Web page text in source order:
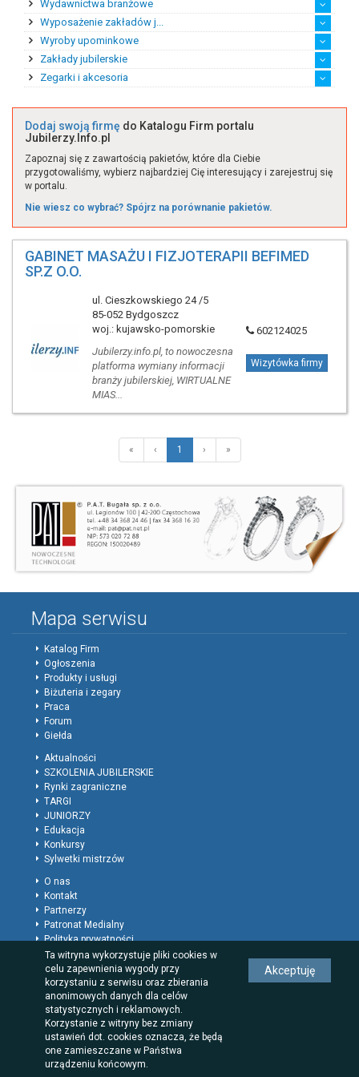
Ekspert ds. handlu zag...
Rynek afrykański
Rynek amerykański
Rynek australijski
Rynek azjatycki
Rynek europejski
Wydawnictwa branżowe
Katalogi branżowe
Prasa branżowa
Wyposażenie zakładów j...
Maszyny jubilerskie
Narzędzia i akcesoria
Pozostałe wyposażenie
Sprzęt jubilerski
Wyroby upominkowe
Eksport wyrobów upomin...
Handel detaliczny wyro...
Handel hurtowy wyrobam...
Import wyrobów upomink...
Produkcja wyrobów upom...
Zakłady jubilerskie
Producent biżuterii sa...
Producent biżuterii st...
Producent sztucznej bi...
Przetwórstwo kamieni s...
Twórca biżuterii na za...
Twórca biżuterii z bur...
Twórca unikatowej biżu...
Zakład srebrniczy
Zakład złotniczy
Zakłady jubilerskie po...
Zegarki i akcesoria
Dodaj swoją firmę do Katalogu Firm portalu
Jubilerzy.Info.pl
Zapoznaj się z zawartością pakietów, które dla Ciebie
przygotowaliśmy, wybierz najbardziej Cię interesujący i zarejestruj się
w portalu.
Nie wiesz co wybrać? Spójrz na porównanie pakietów.
GABINET MASAŻU I FIZJOTERAPII BEFIMED
SP.Z O.O.
ul. Cieszkowskiego 24 /5
85-052 Bydgoszcz
woj.: kujawsko-pomorskie
Jubilerzy.info.pl, to nowoczesna
platforma wymiany informacji
branży jubilerskiej, WIRTUALNE
MIAS...
602124025
Wizytówka firmy
« ‹ 1 › »
Mapa serwisu
Katalog Firm
Ogłoszenia
Produkty i usługi
Biżuteria i zegary
Praca
Forum
Giełda
Aktualności
SZKOLENIA JUBILERSKIE
Rynki zagraniczne
TARGI
JUNIORZY
Edukacja
Konkursy
Sylwetki mistrzów
O nas
Kontakt
Partnerzy
Patronat Medialny
Polityka prywatności
Regulamin
Reklama
Rodzaje wpisów dla firm
Ta witryna wykorzystuje pliki cookies w
celu zapewnienia wygody przy
korzystaniu z serwisu oraz zbierania
anonimowych danych dla celów
statystycznych i reklamowych.
Korzystanie z witryny bez zmiany
ustawień dot. cookies oznacza, że będą
one zamieszczane w Państwa
urządzeniu końcowym.
Akceptuję